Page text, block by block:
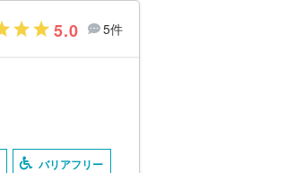
5.0 5件
バリアフリー